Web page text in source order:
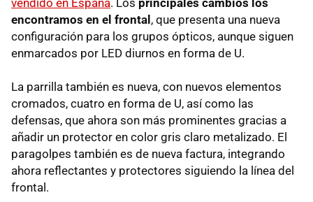
encontramos en el frontal, que presenta una nueva
configuración para los grupos ópticos, aunque siguen
enmarcados por LED diurnos en forma de U.
La parrilla también es nueva, con nuevos elementos
cromados, cuatro en forma de U, así como las
defensas, que ahora son más prominentes gracias a
añadir un protector en color gris claro metalizado. El
paragolpes también es de nueva factura, integrando
ahora reflectantes y protectores siguiendo la línea del
frontal.